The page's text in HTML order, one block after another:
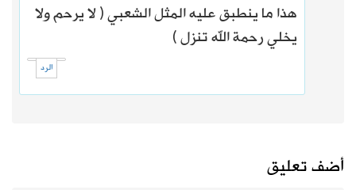
هذا ما ينطبق عليه المثل الشعبي ( لا يرحم ولا
يخلي رحمة الله تنزل )
الرد
أضف تعليق